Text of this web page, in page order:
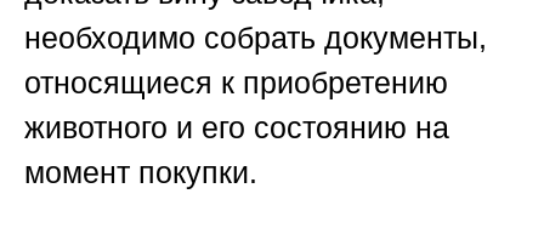
необходимо собрать документы,
относящиеся к приобретению
животного и его состоянию на
момент покупки.